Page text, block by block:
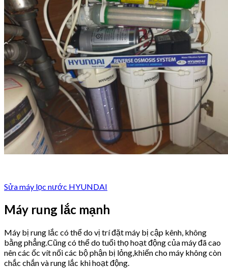
Sửa máy lọc nước HYUNDAI
Máy rung lắc mạnh
Máy bị rung lắc có thể do vị trí đặt máy bị cập kênh, không
bằng phẳng.Cũng có thể do tuổi thọ hoạt động của máy đã cao
nên các ốc vít nối các bộ phận bị lỏng,khiến cho máy không còn
chắc chắn và rung lắc khi hoạt động.